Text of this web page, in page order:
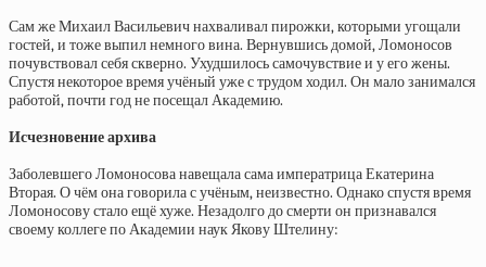
Сам же Михаил Васильевич нахваливал пирожки, которыми угощали
гостей, и тоже выпил немного вина. Вернувшись домой, Ломоносов
почувствовал себя скверно. Ухудшилось самочувствие и у его жены.
Спустя некоторое время учёный уже с трудом ходил. Он мало занимался
работой, почти год не посещал Академию.
Исчезновение архива
Заболевшего Ломоносова навещала сама императрица Екатерина
Вторая. О чём она говорила с учёным, неизвестно. Однако спустя время
Ломоносову стало ещё хуже. Незадолго до смерти он признавался
своему коллеге по Академии наук Якову Штелину: